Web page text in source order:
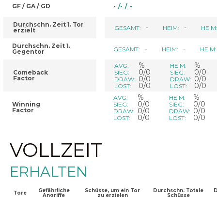
GF / GA / GD
Durchschn. Zeit 1. Tor
erzielt
Durchschn. Zeit 1.
Gegentor
Comeback
Factor
Winning
Factor
- /- / -
GESAMT: - HEIM: - HEIM:
GESAMT: - HEIM: - HEIM:
AVG: %
SIEG: 0/0
DRAW: 0/0
LOST: 0/0
HEIM: %
SIEG: 0/0
DRAW: 0/0
LOST: 0/0
AVG: %
SIEG: 0/0
DRAW: 0/0
LOST: 0/0
HEIM: %
SIEG: 0/0
DRAW: 0/0
LOST: 0/0
VOLLZEIT
ERHALTEN
Tore Gefährliche
Angriffe
Schüsse, um ein Tor
zu erzielen
Durchschn. Totale
Schüsse